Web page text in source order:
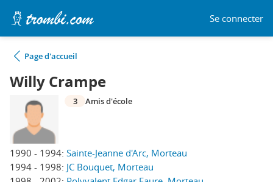
Se connecter
Page d'accueil
Willy Crampe
1990 - 1994: Sainte-Jeanne d'Arc, Morteau
1994 - 1998: JC Bouquet, Morteau
3 Amis d'école